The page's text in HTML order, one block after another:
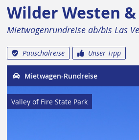
Wilder Westen
Mietwagenrundreise ab/bis Las
Pauschalreise Unser Tipp
Mietwagen-Rundreise
Valley of Fire State Park